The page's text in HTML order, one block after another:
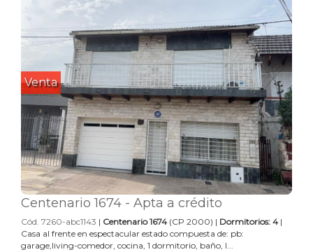
Venta
Centenario 1674 - Apta a crédito
Cód. 7260-abc1143 | Centenario 1674 (CP 2000) | Dormitorios: 4 |
Casa al frente en espectacular estado compuesta de: pb:
garage,living-comedor, cocina, 1 dormitorio, baño, l...